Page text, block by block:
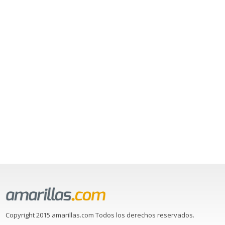
Copyright 2015 amarillas.com Todos los derechos reservados.